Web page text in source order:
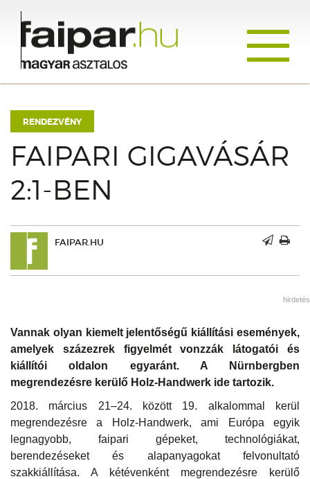
RENDEZVÉNY
FAIPARI GIGAVÁSÁR
2:1-BEN
FAIPAR.HU
hirdetés
Vannak olyan kiemelt jelentőségű kiállítási események,
amelyek százezrek figyelmét vonzzák látogatói és
kiállítói oldalon egyaránt. A Nürnbergben
megrendezésre kerülő Holz-Handwerk ide tartozik.
2018. március 21–24. között 19. alkalommal kerül
megrendezésre a Holz-Handwerk, ami Európa egyik
legnagyobb, faipari gépeket, technológiákat,
berendezéseket és alapanyagokat felvonultató
szakkiállítása. A kétévenként megrendezésre kerülő